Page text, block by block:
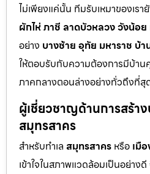
ไม่เพียงแค่นั้น ทีมรับเหมาของเรา
ผักไห่ภาชี ลาดบัวหลวงวังน้อย
อย่าง บางซ้าย อุทัย มหาราช บ้า
ให้ตอบรับกับความต้องการมีบ้า
ภาคกลางตอนล่างอย่างทั่วถึงที่สุ
ผู้เชี่ยวชาญด้านการสร้า
สมุทรสาคร
สำหรับทำเล สมุทรสาคร หรือ เมื
เข้าใจในสภาพแวดล้อมเป็นอย่าง